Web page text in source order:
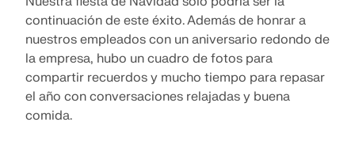
ZONAS DE CARGA
continuación de este éxito. Además de honrar a
nuestros empleados con un aniversario redondo de
la empresa, hubo un cuadro de fotos para
compartir recuerdos y mucho tiempo para repasar
el año con conversaciones relajadas y buena
comida.